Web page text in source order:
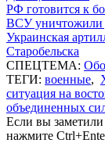
РФ готовится к
ВСУ уничтожили
Украинская
Старобельска
СПЕЦТЕМА:
ТЕГИ: военные,
ситуация на
объединенных
Если вы
нажмите